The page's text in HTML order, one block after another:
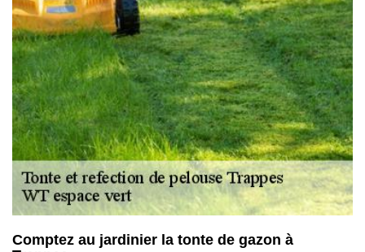
Comptez au jardinier la tonte de gazon à